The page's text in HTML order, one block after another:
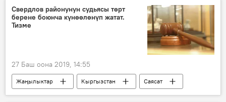
пара
кызмат
Транспорт жана коммуникациялар министрлиги
Свердлов районунун судьясы төрт
берене боюнча күнөөлөнүп жатат.
Тизме
27 Баш оона 2019, 14:55
Жаңылыктар Кыргызстан
Саясат
Бишкек
Свердлов району
судья